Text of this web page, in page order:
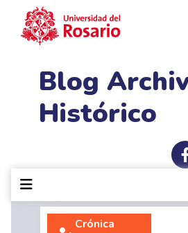
Blog
Histórico
Crónica